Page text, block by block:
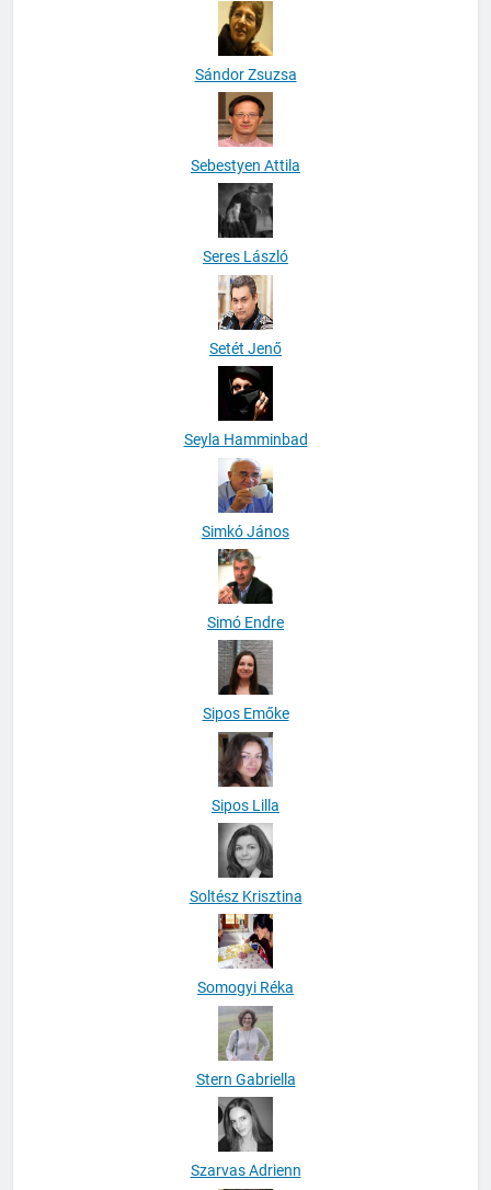
Sándor Zsuzsa
Sebestyen Attila
Seres László
Setét Jenő
Seyla Hamminbad
Simkó János
Simó Endre
Sipos Emőke
Sipos Lilla
Soltész Krisztina
Somogyi Réka
Stern Gabriella
Szarvas Adrienn